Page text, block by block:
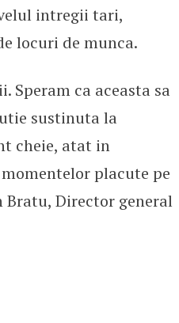
intregii tari,
locuri de munca.
ca aceasta sa
sustinuta la
cheie, atat in
placute pe
Bratu, Director general